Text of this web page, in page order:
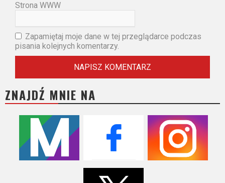
Strona WWW
Zapamiętaj moje dane w tej przeglądarce podczas
pisania kolejnych komentarzy.
ZNAJDŹ MNIE NA